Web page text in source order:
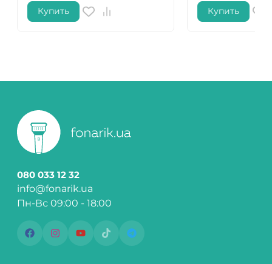
Купить Купить
080 033 12 32
info@fonarik.ua
Пн-Вс 09:00 - 18:00